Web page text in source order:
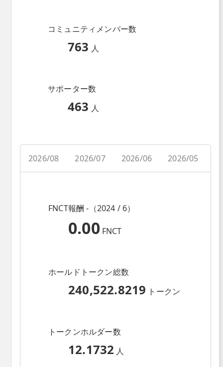
コミュニティメンバー数
763 人
サポーター数
463 人
2026/08 2026/07 2026/06 2026/05
FNCT報酬 -（2024 / 6）
0.00 FNCT
ホールドトークン総数
240,522.8219 トークン
トークンホルダー数
12.1732 人